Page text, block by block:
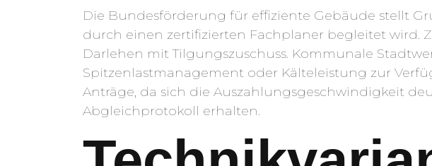
Die Bundesförderung für effiziente Gebäude stellt
durch einen zertifizierten Fachplaner begleitet wird.
Darlehen mit Tilgungszuschuss. Kommunale
Spitzenlastmanagement oder Kälteleistung zur
Anträge, da sich die Auszahlungsgeschwindigkeit
Abgleichprotokoll erhalten.